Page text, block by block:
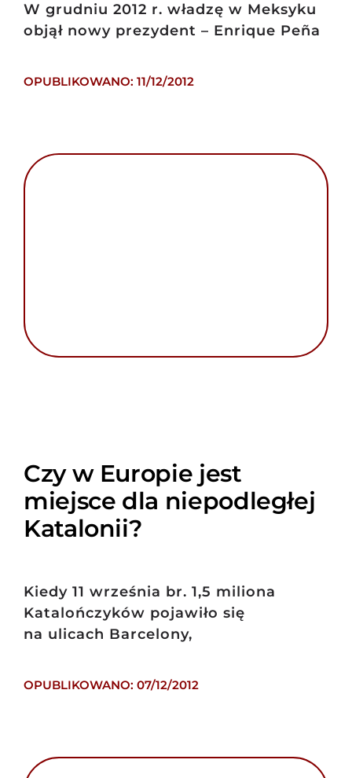
W grudniu 2012 r. władzę w Meksyku
objął nowy prezydent – Enrique Peña
OPUBLIKOWANO: 11/12/2012
Czy w Europie jest
miejsce dla niepodległej
Katalonii?
Kiedy 11 września br. 1,5 miliona
Katalończyków pojawiło się
na ulicach Barcelony,
OPUBLIKOWANO: 07/12/2012